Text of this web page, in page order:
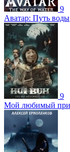
9
Аватар: Путь воды
9
Мой любимый